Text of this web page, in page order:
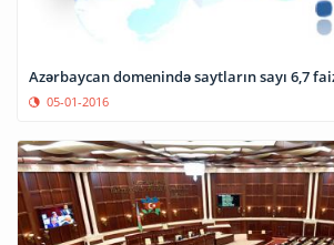
Azərbaycan domenində saytların sayı 6,7
05-01-2016